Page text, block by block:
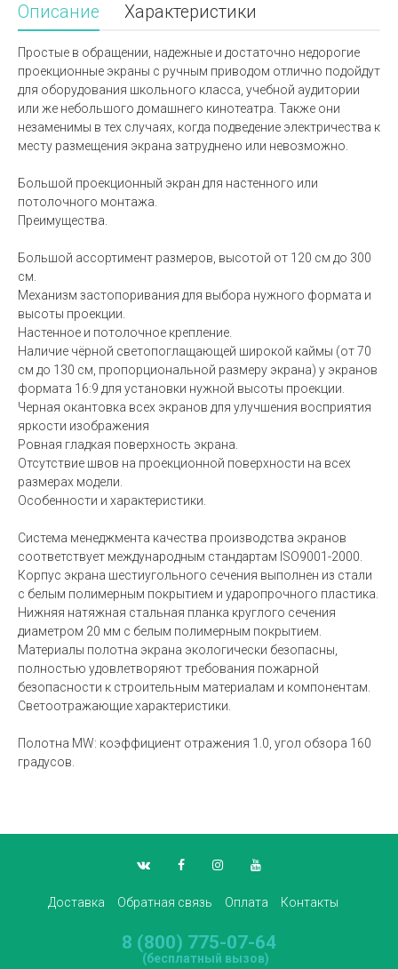
Описание Характеристики
Простые в обращении, надежные и достаточно недорогие
проекционные экраны с ручным приводом отлично подойдут
для оборудования школьного класса, учебной аудитории
или же небольшого домашнего кинотеатра. Также они
незаменимы в тех случаях, когда подведение электричества к
месту размещения экрана затруднено или невозможно.
Большой проекционный экран для настенного или
потолочного монтажа.
Преимущества.
Большой ассортимент размеров, высотой от 120 см до 300
см.
Механизм застопоривания для выбора нужного формата и
высоты проекции.
Настенное и потолочное крепление.
Наличие чёрной светопоглащающей широкой каймы (от 70
см до 130 см, пропорциональной размеру экрана) у экранов
формата 16:9 для установки нужной высоты проекции.
Черная окантовка всех экранов для улучшения восприятия
яркости изображения
Ровная гладкая поверхность экрана.
Отсутствие швов на проекционной поверхности на всех
размерах модели.
Особенности и характеристики.
Система менеджмента качества производства экранов
соответствует международным стандартам ISO9001-2000.
Корпус экрана шестиугольного сечения выполнен из стали
с белым полимерным покрытием и ударопрочного пластика.
Нижняя натяжная стальная планка круглого сечения
диаметром 20 мм с белым полимерным покрытием.
Материалы полотна экрана экологически безопасны,
полностью удовлетворяют требования пожарной
безопасности к строительным материалам и компонентам.
Светоотражающие характеристики.
Полотна MW: коэффициент отражения 1.0, угол обзора 160
градусов.
Доставка Обратная связь Оплата Контакты
8 (800) 775-07-64
(бесплатный вызов)